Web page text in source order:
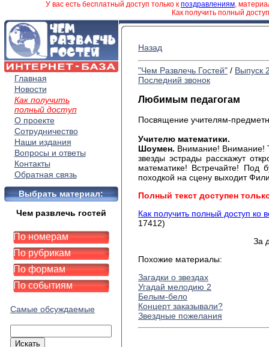
У вас есть бесплатный доступ только к поздравлениям,
Как получить полный
Главная
Новости
Как получить
полный доступ
О проекте
Сотрудничество
Наши издания
Вопросы и ответы
Контакты
Обратная связь
Выбрать материал:
Чем развлечь гостей
По номерам
По рубрикам
По формам
По событиям
Самые обсуждаемые
Назад
"Чем Развлечь Гостей" / Выпуск
Последний звонок
Любимым педагогам
Посвящение учителям-
Учителю математики.
Шоумен. Внимание! Внимание!
звезды эстрады расскажут
математике! Встречайте! Под
походкой на сцену выходит
Полный текст доступен
Как получить полный доступ ко
17412)
За
Похожие материалы:
Загадки о звездах
Угадай мелодию 2
Белым-бело
Концерт заказывали?
Звездные пожелания